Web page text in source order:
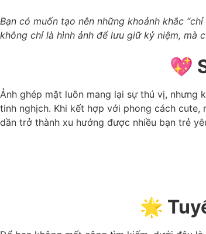
Bạn có muốn tạo nên những khoảnh khắc
không chỉ là hình ảnh để lưu giữ kỷ niệm, mà
💖
Ảnh ghép mặt luôn mang lại sự thú vị,
tinh nghịch. Khi kết hợp với phong cách
dần trở thành xu hướng được nhiều bạn trẻ
🌟